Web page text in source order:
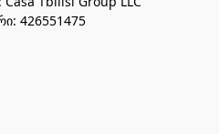
426551475